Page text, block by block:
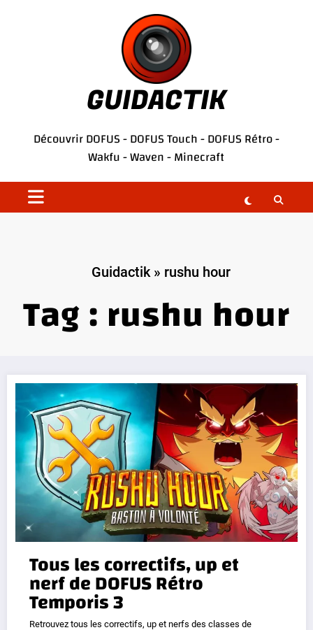
GUIDACTIK
DécouvrirDOFUS-DOFUS Touch-DOFUS Rétro-
Wakfu-Waven-Minecraft
Guidactik» rushu hour
Tag : rushu hour
Tous les correctifs, up et
nerf de DOFUS Rétro
Temporis 3
Retrouvez tous les correctifs, up et nerfs des classes de